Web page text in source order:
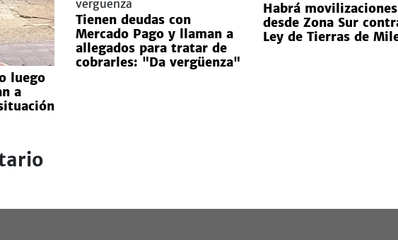
luego
a
Tienen deudas con
Mercado Pago y llaman a
allegados para tratar de
cobrarles: "Da vergüenza"
Habrá movilizaciones
desde Zona Sur
Ley de Tierras de